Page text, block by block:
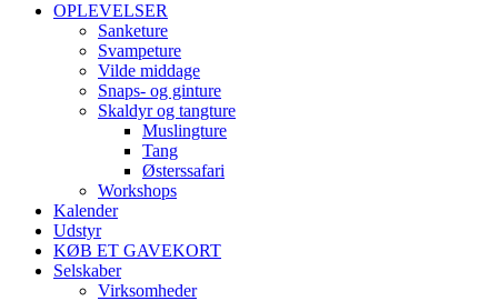
OPLEVELSER
Sanketure
Svampeture
Vilde middage
Snaps- og ginture
Skaldyr og tangture
Muslingture
Tang
Østerssafari
Workshops
Kalender
Udstyr
KØB ET GAVEKORT
Selskaber
Virksomheder